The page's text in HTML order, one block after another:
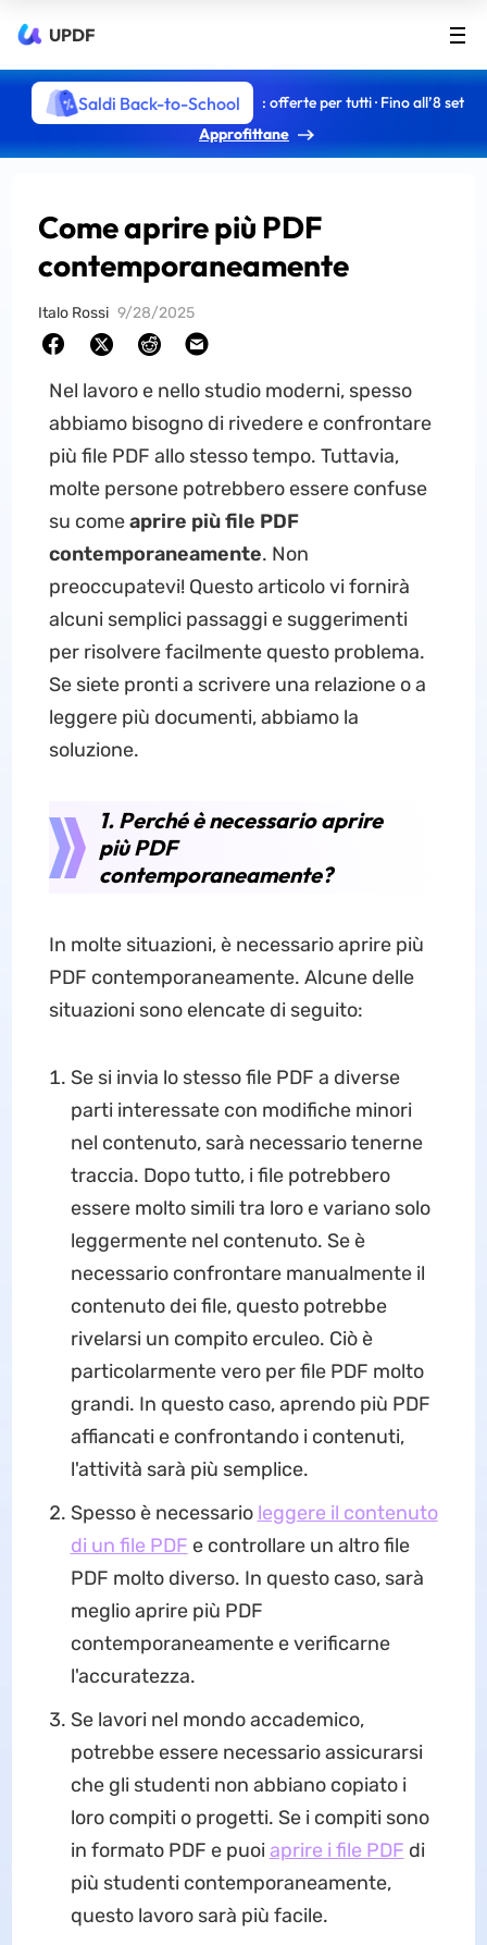
UPDF
Saldi Back-to-School
: offerte per tutti · Fino all’8 set
Approfittane
Come aprire più PDF
contemporaneamente
Italo Rossi 9/28/2025
Nel lavoro e nello studio moderni, spesso
abbiamo bisogno di rivedere e confrontare
più file PDF allo stesso tempo. Tuttavia,
molte persone potrebbero essere confuse
su comeaprire più file PDF
contemporaneamente. Non
preoccupatevi! Questo articolo vi fornirà
alcuni semplici passaggi e suggerimenti
per risolvere facilmente questo problema.
Se siete pronti a scrivere una relazione o a
leggere più documenti, abbiamo la
soluzione.
1. Perché è necessario aprire
più PDF
contemporaneamente?
In molte situazioni, è necessario aprire più
PDF contemporaneamente. Alcune delle
situazioni sono elencate di seguito:
Se si invia lo stesso file PDF a diverse
parti interessate con modifiche minori
nel contenuto, sarà necessario tenerne
traccia. Dopo tutto, i file potrebbero
essere molto simili tra loro e variano solo
leggermente nel contenuto. Se è
necessario confrontare manualmente il
contenuto dei file, questo potrebbe
rivelarsi un compito erculeo. Ciò è
particolarmente vero per file PDF molto
grandi. In questo caso, aprendo più PDF
affiancati e confrontando i contenuti,
l'attività sarà più semplice.
Spesso è necessario leggere il contenuto
di un file PDF e controllare un altro file
PDF molto diverso. In questo caso, sarà
meglio aprire più PDF
contemporaneamente e verificarne
l'accuratezza.
Se lavori nel mondo accademico,
potrebbe essere necessario assicurarsi
che gli studenti non abbiano copiato i
loro compiti o progetti. Se i compiti sono
in formato PDF e puoiaprire i file PDF di
più studenti contemporaneamente,
questo lavoro sarà più facile.